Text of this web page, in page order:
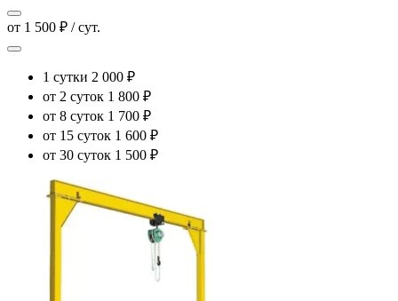
от 1 500 ₽ / сут.
1 сутки 2 000 ₽
от 2 суток 1 800 ₽
от 8 суток 1 700 ₽
от 15 суток 1 600 ₽
от 30 суток 1 500 ₽